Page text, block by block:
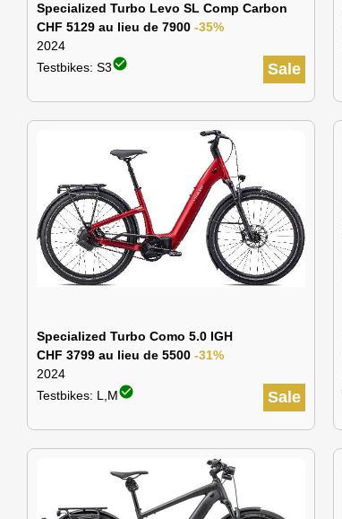
Specialized Turbo Levo SL Comp Carbon
CHF 5129 au lieu de 7900 -35%
2024
Sale
Testbikes: S3check_circle
Specialized Turbo Como 5.0 IGH
CHF 3799 au lieu de 5500 -31%
2024
Sale
Testbikes: L,Mcheck_circle